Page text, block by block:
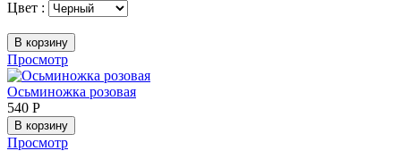
Цвет :
В корзину
Просмотр
Осьминожка розовая
540 Р
В корзину
Просмотр